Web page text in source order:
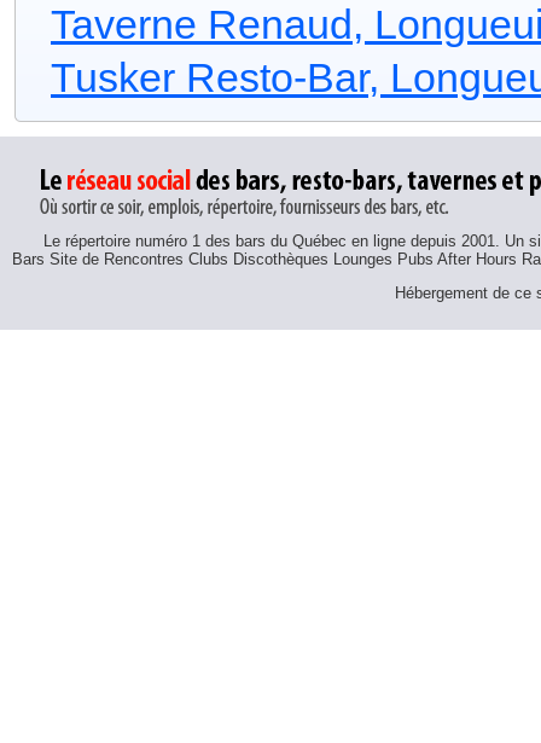
Taverne Renaud,
Tusker Resto-Bar,
Le répertoire numéro 1 des bars du Québec en ligne depuis 2001.
Bars Site de Rencontres Clubs Discothèques Lounges Pubs After Hours
Hébergement de ce